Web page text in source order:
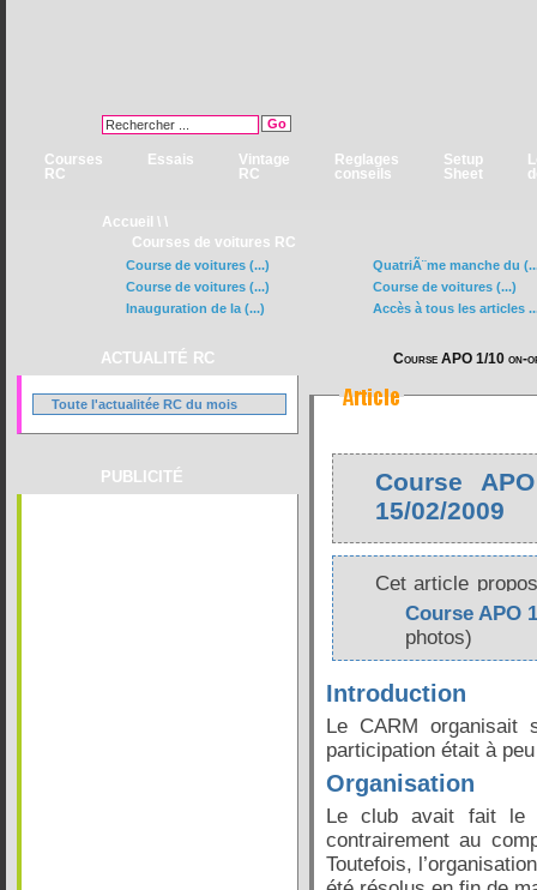
Courses
RC
Essais
Vintage
RC
Reglages
conseils
Setup
Sheet
Accueil \ \
Courses de voitures RC
Course de voitures (...)
QuatriÃ¨me manche du
Course de voitures (...)
Course de voitures (...)
Inauguration de la (...)
Accès à tous les articles
ACTUALITÉ RC
Toute l'actualitée RC du mois
PUBLICITÉ
Course APO 1/10 on-
Course
15/02/2009
Cet article
Course APO
photos)
Introduction
Le CARM
participation était à
Organisation
Le club avait fait le
contrairement au
Toutefois,